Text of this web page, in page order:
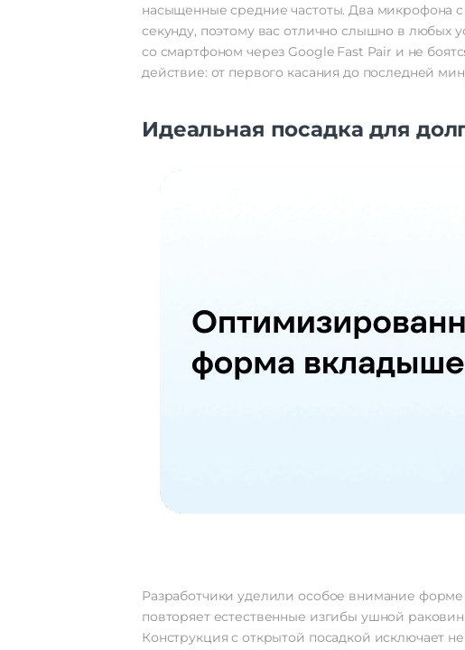
насыщенные средние частоты. Два микрофона
секунду, поэтому вас отлично слышно в любых
со смартфоном через Google Fast Pair и не
действие: от первого касания до последней
Идеальная посадка для
Разработчики уделили особое внимание
повторяет естественные изгибы ушной
Конструкция с открытой посадкой исключает